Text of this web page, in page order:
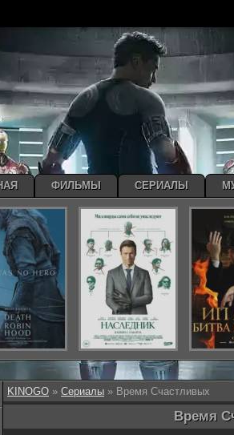
KINOGO » Сериалы » Время Счастливых
Время
ФИЛЬМЫ СЕРИАЛЫ